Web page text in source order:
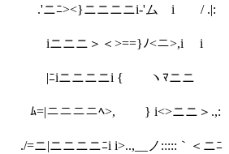
ニニニニi-'ム i / .|:
＞＜>==}ﾉ<ニ>,i i
ニニi { ヽﾏニニ
ニﾍ>, } i<>ニニ＞.,:
ニﾆi i>..,__ノ:::::｀＜ニﾆ